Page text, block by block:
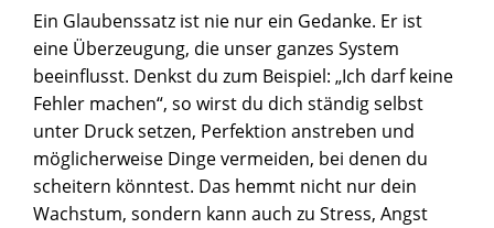
Ein Glaubenssatz ist nie nur ein Gedanke. Er ist
eine Überzeugung, die unser ganzes System
beeinflusst. Denkst du zum Beispiel: „Ich darf keine
Fehler machen“, so wirst du dich ständig selbst
unter Druck setzen, Perfektion anstreben und
möglicherweise Dinge vermeiden, bei denen du
scheitern könntest. Das hemmt nicht nur dein
Wachstum, sondern kann auch zu Stress, Angst